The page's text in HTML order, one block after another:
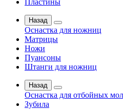
Пластины
Назад
Оснастка для ножниц
Матрицы
Ножи
Пуансоны
Штанги для ножниц
Назад
Оснастка для отбойных
Зубила